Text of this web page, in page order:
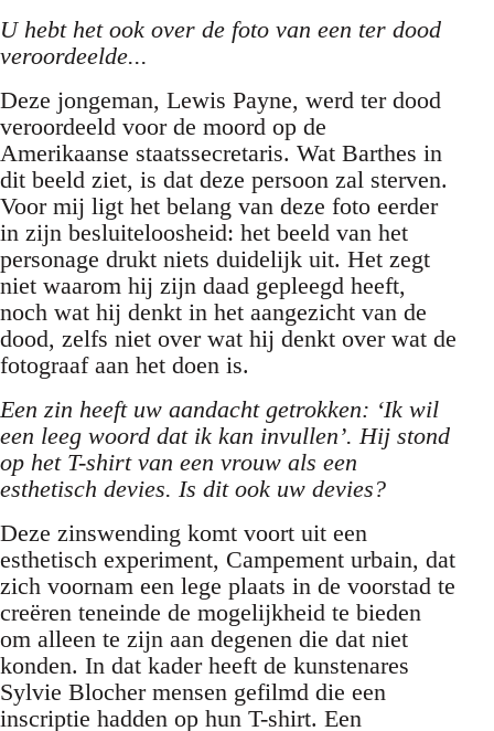
U hebt het ook over de foto van een ter dood
veroordeelde...
Deze jongeman, Lewis Payne, werd ter dood
veroordeeld voor de moord op de
Amerikaanse staatssecretaris. Wat Barthes in
dit beeld ziet, is dat deze persoon zal sterven.
Voor mij ligt het belang van deze foto eerder
in zijn besluiteloosheid: het beeld van het
personage drukt niets duidelijk uit. Het zegt
niet waarom hij zijn daad gepleegd heeft,
noch wat hij denkt in het aangezicht van de
dood, zelfs niet over wat hij denkt over wat de
fotograaf aan het doen is.
Een zin heeft uw aandacht getrokken: ‘Ik wil
een leeg woord dat ik kan invullen’. Hij stond
op het T-shirt van een vrouw als een
esthetisch devies. Is dit ook uw devies?
Deze zinswending komt voort uit een
esthetisch experiment, Campement urbain, dat
zich voornam een lege plaats in de voorstad te
creëren teneinde de mogelijkheid te bieden
om alleen te zijn aan degenen die dat niet
konden. In dat kader heeft de kunstenares
Sylvie Blocher mensen gefilmd die een
inscriptie hadden op hun T-shirt. Een